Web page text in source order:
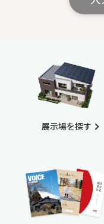
展示場を探す